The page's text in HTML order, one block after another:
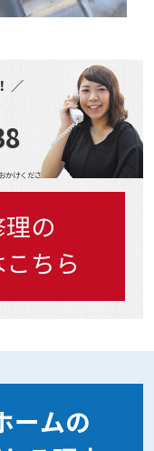
／
かけください
の
ちら
ームの